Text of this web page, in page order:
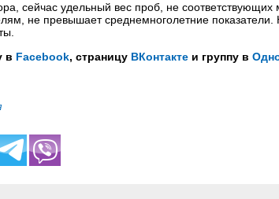
сейчас удельный вес проб, не соответствующих
не превышает среднемноголетние
в Facebook, страницу ВКонтакте и группу в